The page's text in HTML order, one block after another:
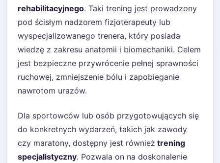
rehabilitacyjnego. Taki trening jest prowadzony
pod ścisłym nadzorem fizjoterapeuty lub
wyspecjalizowanego trenera, który posiada
wiedzę z zakresu anatomii i biomechaniki. Celem
jest bezpieczne przywrócenie pełnej sprawności
ruchowej, zmniejszenie bólu i zapobieganie
nawrotom urazów.
Dla sportowców lub osób przygotowujących się
do konkretnych wydarzeń, takich jak zawody
czy maratony, dostępny jest również trening
specjalistyczny. Pozwala on na doskonalenie